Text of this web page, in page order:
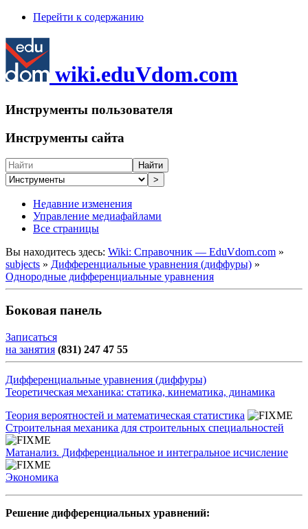
Перейти к содержанию
wiki.eduVdom.com
Инструменты пользователя
Инструменты сайта
Найти
>
Недавние изменения
Управление медиафайлами
Все страницы
Вы находитесь здесь: Wiki: Справочник — EduVdom.com »
subjects » Дифференциальные уравнения (диффуры) »
Однородные дифференциальные уравнения
Боковая панель
Записаться
на занятия (831) 247 47 55
Дифференциальные уравнения (диффуры)
Теоретическая механика: статика, кинематика, динамика
Теория вероятностей и математическая статистика
Строительная механика для строительных специальностей
Матанализ. Дифференциальное и интегральное исчисление
Экономика
Решение дифференциальных уравнений: